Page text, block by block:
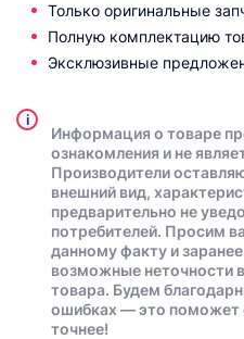
Только оригинальные
Полную комплектацию
Эксклюзивные
i
Информация о товаре
ознакомления и не
Производители
внешний вид,
предварительно не
потребителей. Просим
данному факту и
возможные неточности
товара. Будем
ошибках — это поможет
точнее!